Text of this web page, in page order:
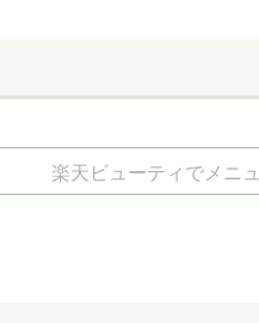
楽天ビューティでメニ